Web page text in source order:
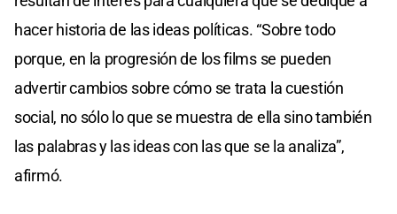
hacer historia de las ideas políticas. “Sobre todo
porque, en la progresión de los films se pueden
advertir cambios sobre cómo se trata la cuestión
social, no sólo lo que se muestra de ella sino también
las palabras y las ideas con las que se la analiza”,
afirmó.